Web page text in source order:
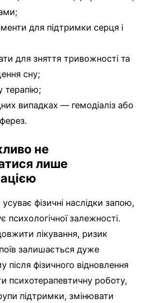
для підтримки серця і
для зняття тривожності та
сну;
терапію;
випадках — гемодіаліз або
не
лише
фізичні наслідки запою,
психологічної залежності.
лікування, ризик
залишається дуже
після фізичного відновлення
психотерапевтичну роботу,
підтримки, змінювати